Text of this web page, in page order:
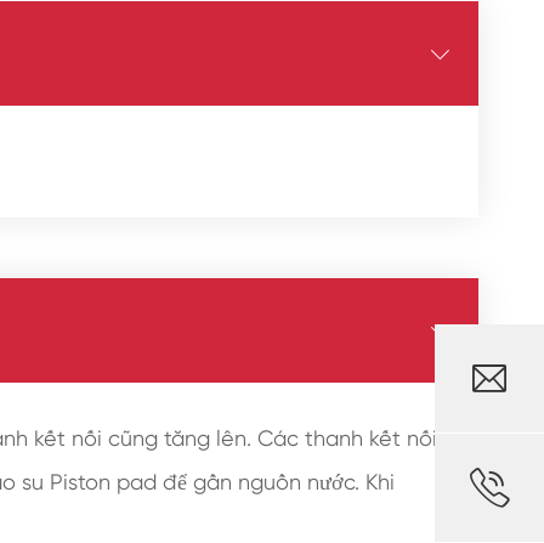


kết nối cũng tăng lên. Các thanh kết nối
Piston pad để gần nguồn nước. Khi

